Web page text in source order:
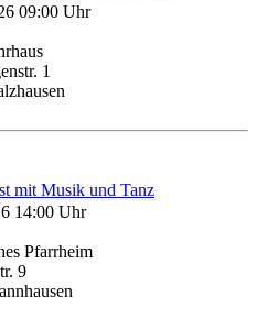
09:00 Uhr
1
mit Musik und Tanz
14:00 Uhr
Pfarrheim
9